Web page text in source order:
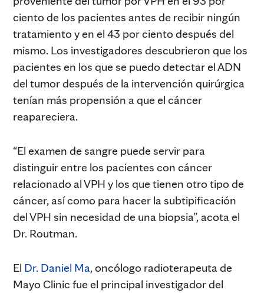
ciento de los pacientes antes de recibir ningún
tratamiento y en el 43 por ciento después del
mismo. Los investigadores descubrieron que los
pacientes en los que se puedo detectar el ADN
del tumor después de la intervención quirúrgica
tenían más propensión a que el cáncer
reapareciera.
“El examen de sangre puede servir para
distinguir entre los pacientes con cáncer
relacionado al VPH y los que tienen otro tipo de
cáncer, así como para hacer la subtipificación
del VPH sin necesidad de una biopsia”, acota el
Dr. Routman.
El Dr. Daniel Ma, oncólogo radioterapeuta de
Mayo Clinic fue el principal investigador del